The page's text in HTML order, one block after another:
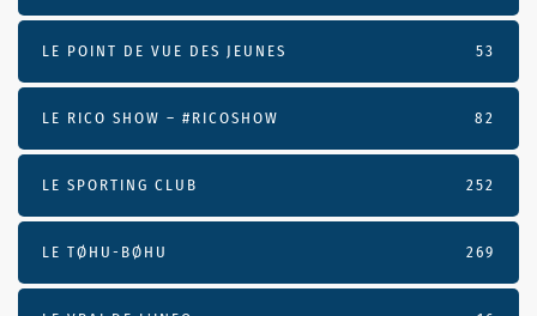
LE POINT DE VUE DES JEUNES 53
LE RICO SHOW – #RICOSHOW 82
LE SPORTING CLUB 252
LE TØHU-BØHU 269